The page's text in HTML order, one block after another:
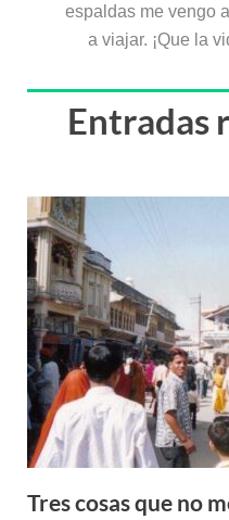
espaldas me vengo
a viajar. ¡Que la
Entradas
Tres cosas que no